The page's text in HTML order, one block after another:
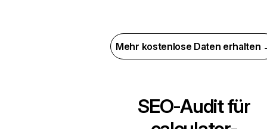
Mehr kostenlose Daten erhalten
SEO-Audit für